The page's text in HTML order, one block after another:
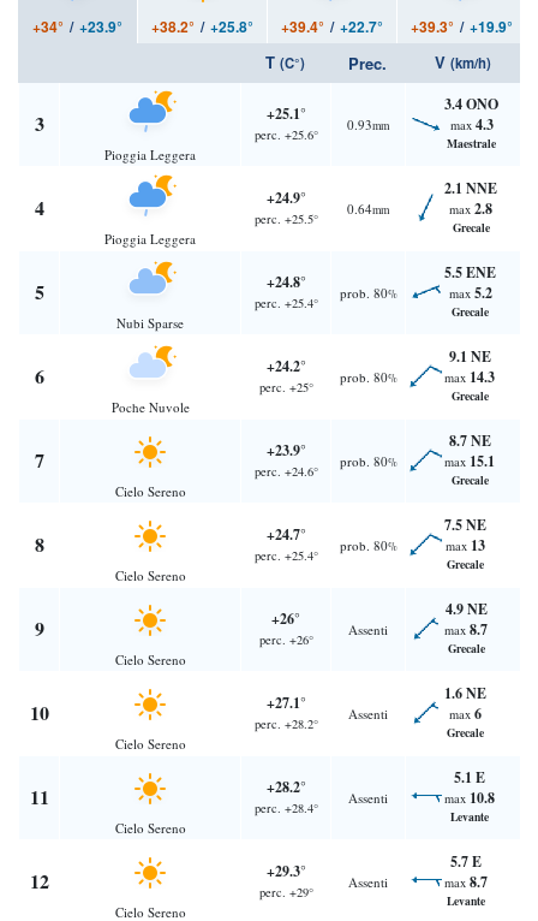
+34° / +23.9° +38.2° / +25.8° +39.4° / +22.7° +39.3° / +19.9°
T (C°) Prec. V (km/h)
3
Pioggia Leggera
+25.1°
perc. +25.6°
0.93mm
3.4 ONO
max 4.3
Maestrale
4
Pioggia Leggera
+24.9°
perc. +25.5°
0.64mm
2.1 NNE
max 2.8
Grecale
5
Nubi Sparse
+24.8°
perc. +25.4°
prob. 80%
5.5 ENE
max 5.2
Grecale
6
Poche Nuvole
+24.2°
perc. +25°
prob. 80%
9.1 NE
max 14.3
Grecale
7
Cielo Sereno
+23.9°
perc. +24.6°
prob. 80%
8.7 NE
max 15.1
Grecale
8
Cielo Sereno
+24.7°
perc. +25.4°
prob. 80%
7.5 NE
max 13
Grecale
9
Cielo Sereno
+26°
perc. +26°
Assenti
4.9 NE
max 8.7
Grecale
10
Cielo Sereno
+27.1°
perc. +28.2°
Assenti
1.6 NE
max 6
Grecale
11
Cielo Sereno
+28.2°
perc. +28.4°
Assenti
5.1 E
max 10.8
Levante
12
Cielo Sereno
+29.3°
perc. +29°
Assenti
5.7 E
max 8.7
Levante